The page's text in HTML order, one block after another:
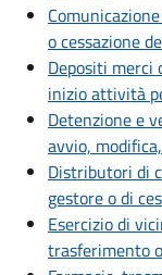
o cessazione
Depositi merci
inizio attività
Detenzione e
avvio,
Distributori di
gestore o di
Esercizio di
trasferimento